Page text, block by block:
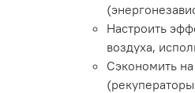
Настроить
воздуха,
Сэкономить